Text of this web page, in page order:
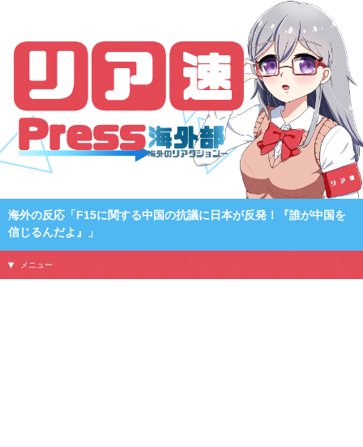
海外の反応「F15に関する中国の抗議に日本が反発！『誰が中国を
信じるんだよ』」
メニュー